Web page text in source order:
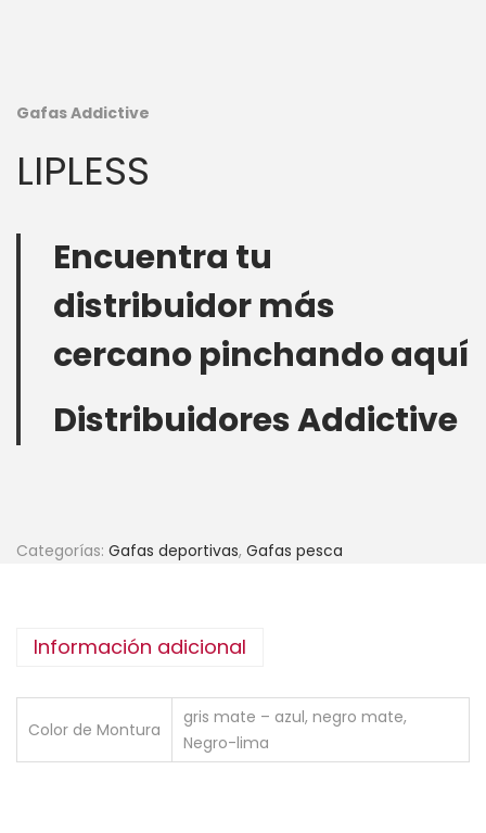
Gafas Addictive
LIPLESS
Encuentra tu
distribuidor más
cercano pinchando aquí
Distribuidores Addictive
Categorías: Gafas deportivas, Gafas pesca
Información adicional
Color de Montura
gris mate – azul, negro mate,
Negro-lima